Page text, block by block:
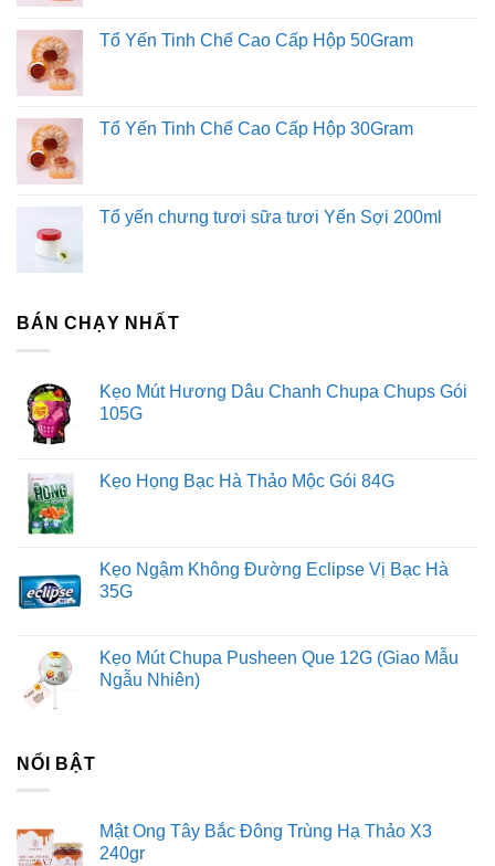
Rượu Johnnie Walker Black Label là loại whisky này được
ủ từ 12 năm trở lên , tạo nên một hương vị phức cảm,
quyến rũ. Từ thập kỷ này sang thập kỷ khác, Black Label
đã dành được nhiều giải thưởng cũng như lời khen ngợi
từ những chuyên gia như một loại Whisky với chất lượng
vượt trội. Johnnie Walker Black Label kết hợp một cách kỳ
diệu hương vị của hơn 40 loại Whisky hảo hạng khác
nhau , mỗi loại đem đến một nét độc đáo cho Black Label .
Một thức uống hoàn toàn xứng với những cuộc trò chuyện
Dùng nguyên chất
Ướp lạnh trước khi uống
Thêm một ít đá giúp cảm nhận hương vị khác biệt
Thêm một ít nước giúp lan tỏa hương vị
Black Label cũng có thể được thưởng thức nguyên chất
hoặc pha chung với rượu gừng
https://saigono2o.com/lien-he/
https://viquehuong.xyz/phanphoiruouvang.vn
Tổ Yến Tinh Chế Cao Cấp Hộp 50Gram
Tổ Yến Tinh Chế Cao Cấp Hộp 30Gram
Tổ yến chưng tươi sữa tươi Yến Sợi 200ml
BÁN CHẠY NHẤT
Kẹo Mút Hương Dâu Chanh Chupa Chups Gói
105G
Kẹo Họng Bạc Hà Thảo Mộc Gói 84G
Kẹo Ngậm Không Đường Eclipse Vị Bạc Hà
35G
Kẹo Mút Chupa Pusheen Que 12G (Giao Mẫu
Ngẫu Nhiên)
NỔI BẬT
Mật Ong Tây Bắc Đông Trùng Hạ Thảo X3
240gr